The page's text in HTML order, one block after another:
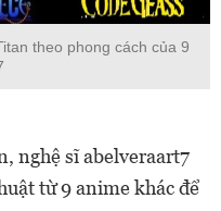
theo phong cách của 9
nghệ sĩ abelveraart7
từ 9 anime khác để